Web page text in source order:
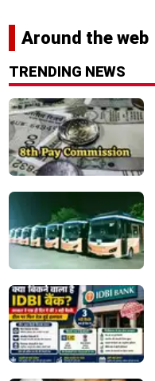
Around the web
TRENDING NEWS